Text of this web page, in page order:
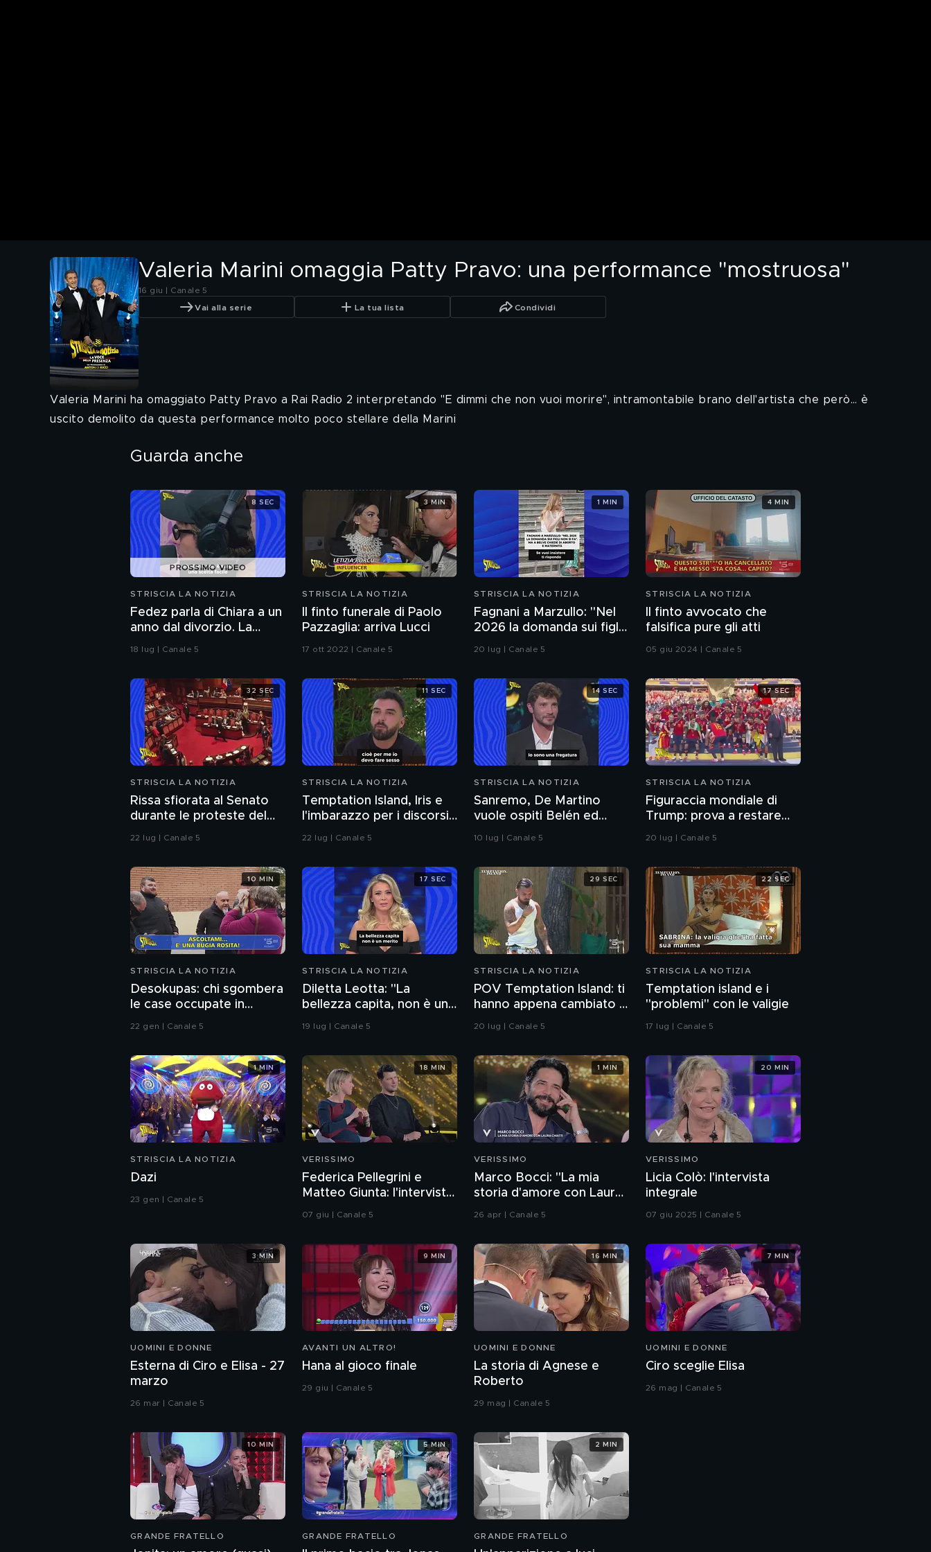
Valeria Marini omaggia Patty Pravo: una performance "mostruosa"
16 giu | Canale 5
Vai alla serie La tua lista Condividi
Valeria Marini ha omaggiato Patty Pravo a Rai Radio 2 interpretando "E dimmi che non vuoi morire", intramontabile brano dell'artista che però… è
uscito demolito da questa performance molto poco stellare della Marini
Guarda anche
PROSSIMO VIDEO
STRISCIA LA NOTIZIA
Fedez parla di Chiara a un
anno dal divorzio. La
reazione della Ferragni
18 lug | Canale 5
8 SEC
STRISCIA LA NOTIZIA
Il finto funerale di Paolo
Pazzaglia: arriva Lucci
17 ott 2022 | Canale 5
3 MIN
STRISCIA LA NOTIZIA
Fagnani a Marzullo: "Nel
2026 la domanda sui figli
non si fa". Ma a Belve
20 lug | Canale 5
1 MIN
STRISCIA LA NOTIZIA
Il finto avvocato che
falsifica pure gli atti
05 giu 2024 | Canale 5
4 MIN
STRISCIA LA NOTIZIA
Rissa sfiorata al Senato
durante le proteste del
M5S sul caso Delmastro
22 lug | Canale 5
32 SEC
STRISCIA LA NOTIZIA
Temptation Island, Iris e
l'imbarazzo per i discorsi
del fidanzato Andrea sul
22 lug | Canale 5
11 SEC
STRISCIA LA NOTIZIA
Sanremo, De Martino
vuole ospiti Belén ed
Emma: il curioso triangolo
10 lug | Canale 5
14 SEC
STRISCIA LA NOTIZIA
Figuraccia mondiale di
Trump: prova a restare
nella foto della Spagna
20 lug | Canale 5
17 SEC
STRISCIA LA NOTIZIA
Desokupas: chi sgombera
le case occupate in
Spagna. L'inchiesta di
22 gen | Canale 5
10 MIN
STRISCIA LA NOTIZIA
Diletta Leotta: "La
bellezza capita, non è un
merito". Ecco la risposta
19 lug | Canale 5
17 SEC
STRISCIA LA NOTIZIA
POV Temptation Island: ti
hanno appena cambiato il
piano ferie
20 lug | Canale 5
29 SEC
STRISCIA LA NOTIZIA
Temptation island e i
"problemi" con le valigie
17 lug | Canale 5
22 SEC
STRISCIA LA NOTIZIA
Dazi
23 gen | Canale 5
1 MIN
VERISSIMO
Federica Pellegrini e
Matteo Giunta: l'intervista
integrale
07 giu | Canale 5
18 MIN
VERISSIMO
Marco Bocci: "La mia
storia d'amore con Laura
Chiatti"
26 apr | Canale 5
1 MIN
VERISSIMO
Licia Colò: l'intervista
integrale
07 giu 2025 | Canale 5
20 MIN
UOMINI E DONNE
Esterna di Ciro e Elisa - 27
marzo
26 mar | Canale 5
3 MIN
AVANTI UN ALTRO!
Hana al gioco finale
29 giu | Canale 5
9 MIN
UOMINI E DONNE
La storia di Agnese e
Roberto
29 mag | Canale 5
16 MIN
UOMINI E DONNE
Ciro sceglie Elisa
26 mag | Canale 5
7 MIN
GRANDE FRATELLO
10 MIN
GRANDE FRATELLO
5 MIN
GRANDE FRATELLO
2 MIN